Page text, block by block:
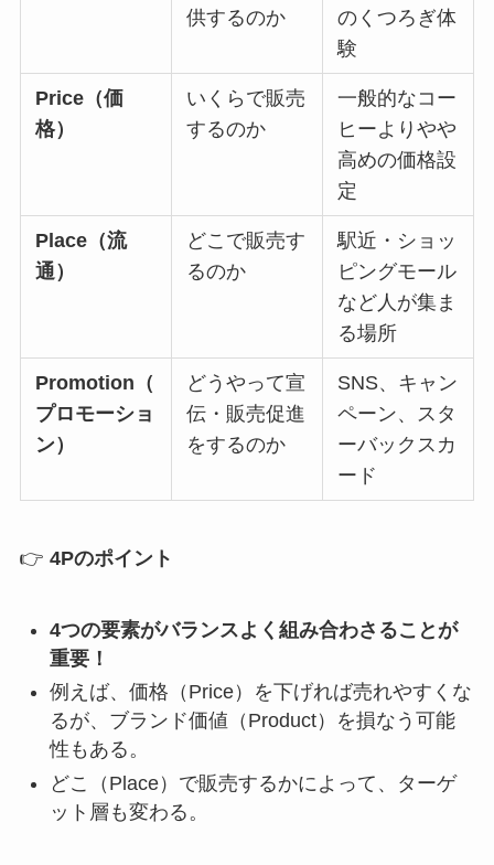
供するのか
のくつろぎ体
験
Price（価
格）
いくらで販売
するのか
一般的なコー
ヒーよりやや
高めの価格設
定
Place（流
通）
どこで販売す
るのか
駅近・ショッ
ピングモール
など人が集ま
る場所
Promotion（
プロモーショ
ン）
どうやって宣
伝・販売促進
をするのか
SNS、キャン
ペーン、スタ
ーバックスカ
ード
👉 4Pのポイント
4つの要素がバランスよく組み合わさることが
重要！
例えば、価格（Price）を下げれば売れやすくな
るが、ブランド価値（Product）を損なう可能
性もある。
どこ（Place）で販売するかによって、ターゲ
ット層も変わる。